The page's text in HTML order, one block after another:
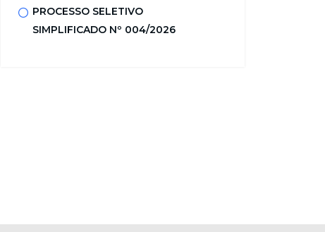
PROCESSO SELETIVO
SIMPLIFICADO Nº 004/2026